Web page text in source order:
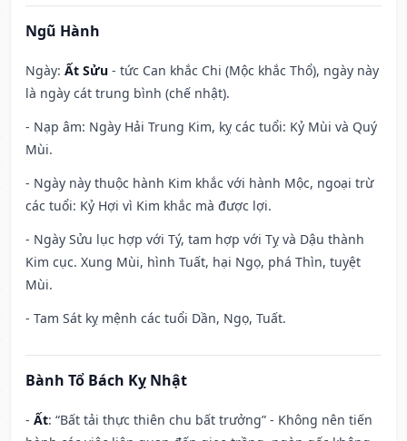
Ngũ Hành
Ngày: Ất Sửu - tức Can khắc Chi (Mộc khắc Thổ), ngày này
là ngày cát trung bình (chế nhật).
- Nạp âm: Ngày Hải Trung Kim, kỵ các tuổi: Kỷ Mùi và Quý
Mùi.
- Ngày này thuộc hành Kim khắc với hành Mộc, ngoại trừ
các tuổi: Kỷ Hợi vì Kim khắc mà được lợi.
- Ngày Sửu lục hợp với Tý, tam hợp với Tỵ và Dậu thành
Kim cục. Xung Mùi, hình Tuất, hại Ngọ, phá Thìn, tuyệt
Mùi.
- Tam Sát kỵ mệnh các tuổi Dần, Ngọ, Tuất.
Bành Tổ Bách Kỵ Nhật
- Ất: “Bất tải thực thiên chu bất trưởng” - Không nên tiến